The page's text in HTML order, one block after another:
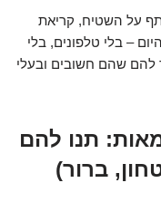
משותף על השטיח, קריאת
– בלי טלפונים, בלי
להם שהם חשובים ובעלי
תנו להם
ברור)